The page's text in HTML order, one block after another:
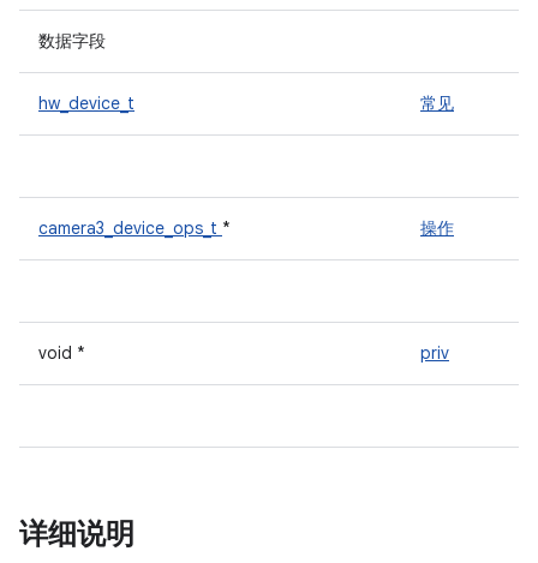
数据字段
hw_device_t 常见
camera3_device_ops_t * 操作
void * priv
详细说明